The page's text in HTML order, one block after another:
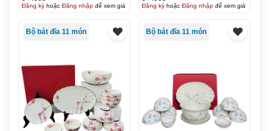
Đăng kýhoặc Đăng nhậpđể xem giá Đăng kýhoặc Đăng nhậpđể xem giá
Bộ bát đĩa 11 món Bộ bát đĩa 11 món